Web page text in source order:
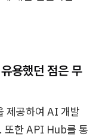
용했던 점은 무
제공하여 AI 개발
또한 API Hub를 통